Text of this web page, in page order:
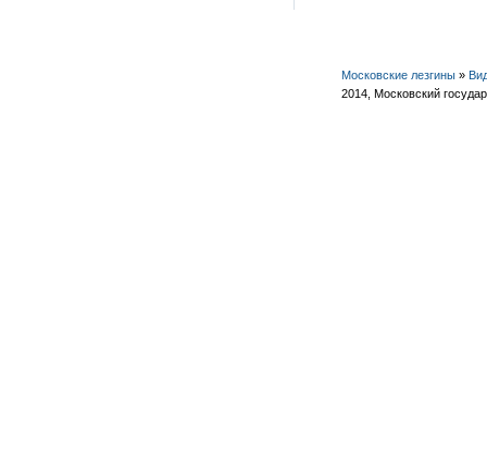
Московские лезгины »
2014, Московский